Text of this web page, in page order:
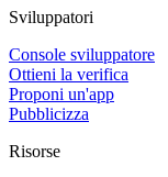
Sviluppatori
Console sviluppatore
Ottieni la verifica
Proponi un'app
Pubblicizza
Risorse